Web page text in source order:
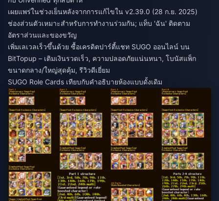
เผยแพร่ในช่วงเย็นหลังจากการแก้ไขใน v2.39.0 (28 ก.ย. 2025)
ช่องส่วนตัวเหมาะสำหรับการทำงานร่วมกัน; แท็บ 'ฉัน' ติดตาม
อัตราส่วนและของขวัญ
เพิ่มเลเวลเร็วขึ้นด้วย ซื้อเครดิตปาร์ตี้แชท SUGO ออนไลน์ บน
BitTopup – เติมเงินรวดเร็ว, ความปลอดภัยแน่นหนา, โบนัสแพ็ก
ขนาดกลาง/ใหญ่สุดคุ้ม, รีวิวดีเยี่ยม
SUGO Role Cards เทียบกับคำอธิบายห้องแบบดั้งเดิม